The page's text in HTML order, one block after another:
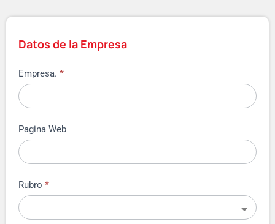
Datos de la Empresa
Empresa. *
Pagina Web
Rubro *